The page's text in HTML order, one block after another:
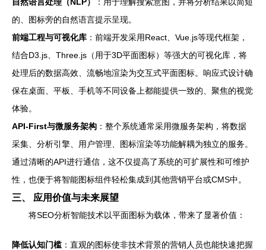
的、图标旁的自然语言提示呈现。
前端工程与可视化库 ：前端开发采用React、Vue.js等现代框架，
结合D3.js、Three.js（用于3D平面图标）等强大的可视化库，将
处理后的数据高效、流畅地渲染为交互式平面图标。响应式设计确
保在桌面、平板、手机等不同设备上都能提供一致的、聚焦的视觉
体验。
API-First与微服务架构 ：整个系统通常采用微服务架构，将数据
采集、分析引擎、用户管理、图标渲染等功能解耦为独立的服务。
通过清晰的API进行通信，这不仅提高了系统的可扩展性和可维护
性，也便于将智能图标组件轻松集成到其他营销平台或CMS中。
三、 应用价值与未来展望
将SEO分析智能技术以平面图标为载体，带来了显著价值：
降低认知门槛 ：直观的图标使非技术背景的营销人员也能快速把握